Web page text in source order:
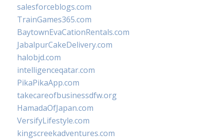
salesforceblogs.com
TrainGames365.com
BaytownEvaCationRentals.com
JabalpurCakeDelivery.com
halobjd.com
intelligenceqatar.com
PikaPikaApp.com
takecareofbusinessdfw.org
HamadaOfJapan.com
VersifyLifestyle.com
kingscreekadventures.com